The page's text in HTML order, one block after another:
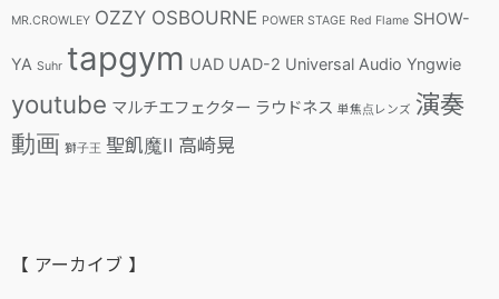
MR.CROWLEY OZZY OSBOURNE POWER STAGE Red Flame SHOW-
YA Suhr tapgym UAD UAD-2 Universal Audio Yngwie
youtube マルチエフェクター ラウドネス 単焦点レンズ 演奏
動画 獅子王 聖飢魔II 高崎晃
【 アーカイブ 】